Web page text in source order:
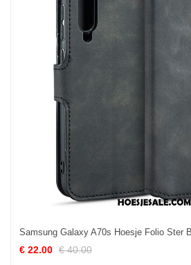
€ 22.00 € 40.00